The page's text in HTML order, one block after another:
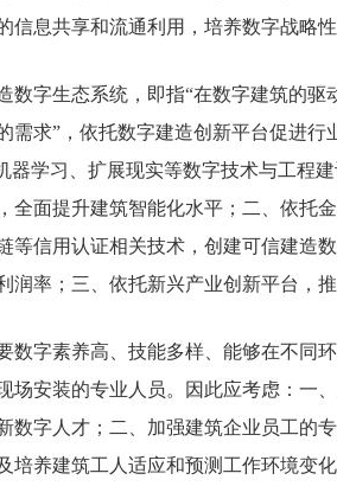
息共享和流通利用，培养数字战略性
数字生态系统，即指“在数字建筑的
求”，依托数字建造创新平台促进行
器学习、扩展现实等数字技术与工
面提升建筑智能化水平；二、依托
信用认证相关技术，创建可信建造
率；三、依托新兴产业创新平台，
数字素养高、技能多样、能够在不同
安装的专业人员。因此应考虑：一
字人才；二、加强建筑企业员工的
养建筑工人适应和预测工作环境变